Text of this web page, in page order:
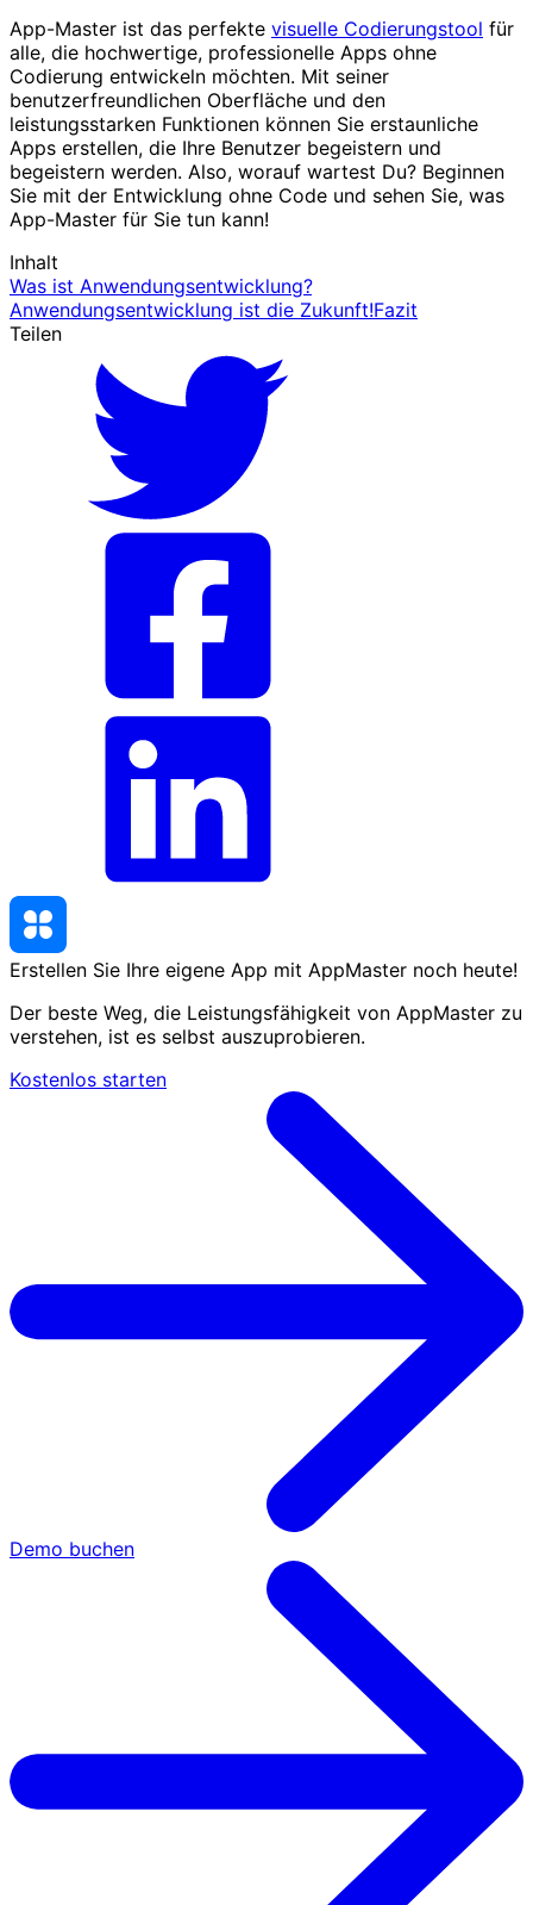
App-Master ist das perfekte visuelle Codierungstool für
alle, die hochwertige, professionelle Apps ohne
Codierung entwickeln möchten. Mit seiner
benutzerfreundlichen Oberfläche und den
leistungsstarken Funktionen können Sie erstaunliche
Apps erstellen, die Ihre Benutzer begeistern und
begeistern werden. Also, worauf wartest Du? Beginnen
Sie mit der Entwicklung ohne Code und sehen Sie, was
App-Master für Sie tun kann!
Inhalt
Was ist Anwendungsentwicklung?
Anwendungsentwicklung ist die Zukunft!Fazit
Teilen
Erstellen Sie Ihre eigene App mit AppMaster noch heute!
Der beste Weg, die Leistungsfähigkeit von AppMaster zu
verstehen, ist es selbst auszuprobieren.
Kostenlos starten
Demo buchen